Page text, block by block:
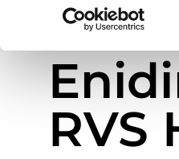
Home»Enidine introduceert
RVS